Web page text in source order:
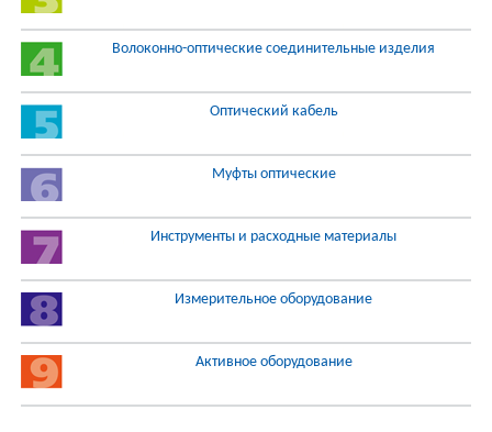
Волоконно-оптические соединительные изделия
Оптический кабель
Муфты оптические
Инструменты и расходные материалы
Измерительное оборудование
Активное оборудование